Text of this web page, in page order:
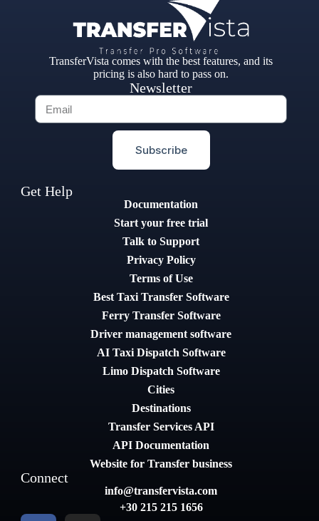
TransferVista comes with the best features, and its
pricing is also hard to pass on.
Newsletter
Subscribe
Get Help
Documentation
Start your free trial
Talk to Support
Privacy Policy
Terms of Use
Best Taxi Transfer Software
Ferry Transfer Software
Driver management software
AI Taxi Dispatch Software
Limo Dispatch Software
Cities
Destinations
Transfer Services API
API Documentation
Website for Transfer business
Connect
info@transfervista.com
+30 215 215 1656